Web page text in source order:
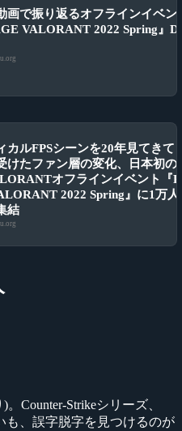
画で振り返るオフラインイベン
VALORANT 2022 Spring』
カルFPSシーンを20年見てきて
けたファン層の変化、日本初の
オフラインイベント『R
2022 Spring』に1万人
結
Counter-Strikeシリーズ、
も、誤字脱字を見つけるのが